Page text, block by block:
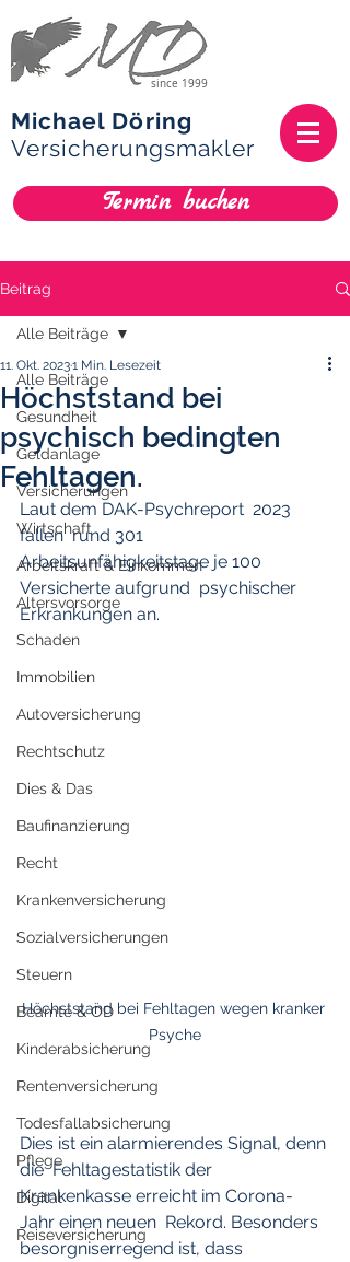
since 1999
Michael Döring
Versicherungsmakler
Termin buchen
Beitrag
Alle Beiträge
Gesundheit
Geldanlage
Versicherungen
Wirtschaft
Arbeitskraft & Einkommen
Altersvorsorge
Schaden
Immobilien
Autoversicherung
Rechtschutz
Dies & Das
Baufinanzierung
Recht
Krankenversicherung
Sozialversicherungen
Steuern
Beamte & ÖD
Kinderabsicherung
Rentenversicherung
Todesfallabsicherung
Pflege
Digital
Reiseversicherung
Alle Beiträge
Höchststand bei
psychisch bedingten
Fehltagen.
11. Okt. 20231 Min. Lesezeit
Laut dem DAK-Psychreport  2023
fallen  rund 301
Arbeitsunfähigkeitstage je 100
Versicherte aufgrund  psychischer
Erkrankungen an.
Höchststand bei Fehltagen wegen kranker
Psyche
Dies ist ein alarmierendes Signal, denn
die  Fehltagestatistik der
Krankenkasse erreicht im Corona-
Jahr einen neuen  Rekord. Besonders
besorgniserregend ist, dass